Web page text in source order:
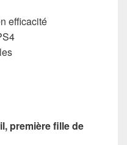
efficacité
première fille de